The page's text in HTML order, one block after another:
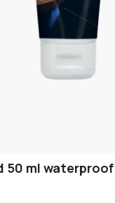
50 ml waterproof